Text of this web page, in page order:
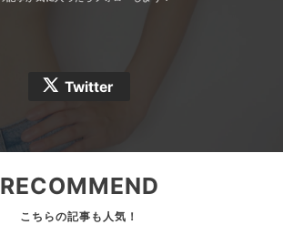
Twitter
RECOMMEND